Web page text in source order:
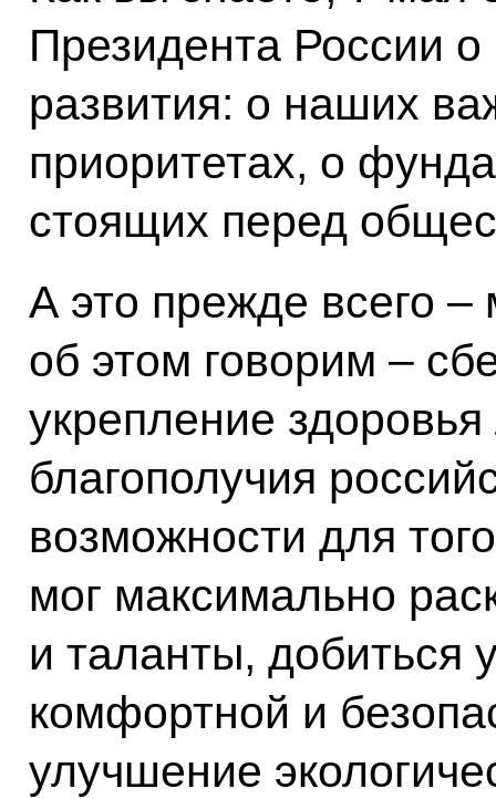
Президента России
развития: о наших
приоритетах, о
стоящих перед
А это прежде всего
об этом говорим –
укрепление
благополучия
возможности для
мог максимально
и таланты, добиться
комфортной и
улучшение